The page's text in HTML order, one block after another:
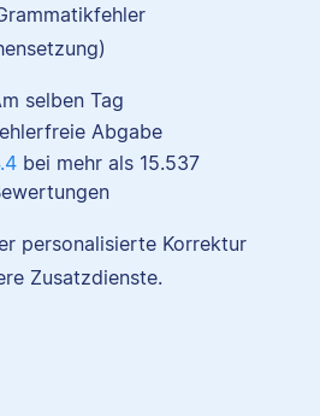
selben Tag
Abgabe
bei mehr als 15.537
personalisierte Korrektur
Zusatzdienste.Verena